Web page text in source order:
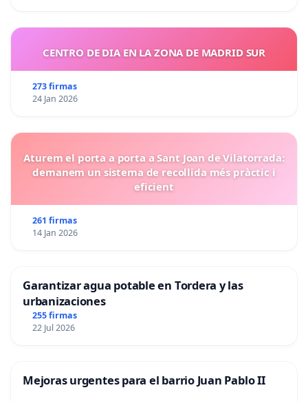
CENTRO DE DIA EN LA ZONA DE MADRID SUR
273 firmas
24 Jan 2026
Aturem el porta a porta a Sant Joan de Vilatorrada:
demanem un sistema de recollida més pràctic i
eficient
261 firmas
14 Jan 2026
Garantizar agua potable en Tordera y las
urbanizaciones
255 firmas
22 Jul 2026
Mejoras urgentes para el barrio Juan Pablo II